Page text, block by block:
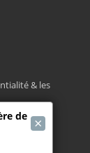
& les
de ×